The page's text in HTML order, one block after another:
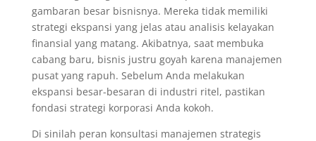
gambaran besar bisnisnya. Mereka tidak memiliki
strategi ekspansi yang jelas atau analisis kelayakan
finansial yang matang. Akibatnya, saat membuka
cabang baru, bisnis justru goyah karena manajemen
pusat yang rapuh. Sebelum Anda melakukan
ekspansi besar-besaran di industri ritel, pastikan
fondasi strategi korporasi Anda kokoh.
Di sinilah peran konsultasi manajemen strategis